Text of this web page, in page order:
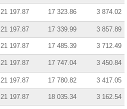
21 197.87 17 323.86 3 874.02
21 197.87 17 339.99 3 857.89
21 197.87 17 485.39 3 712.49
21 197.87 17 747.04 3 450.84
21 197.87 17 780.82 3 417.05
21 197.87 18 035.34 3 162.54